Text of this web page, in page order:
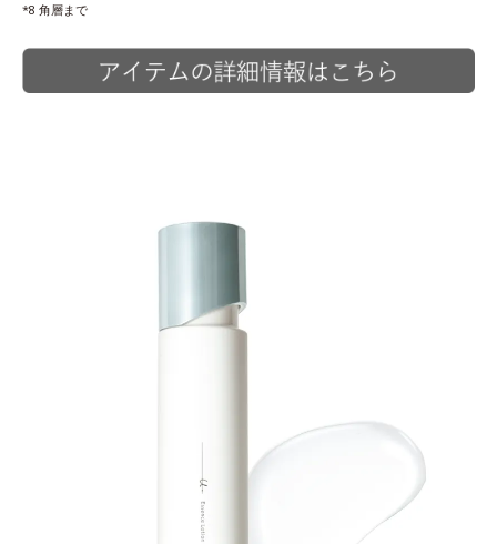
*8 角層まで